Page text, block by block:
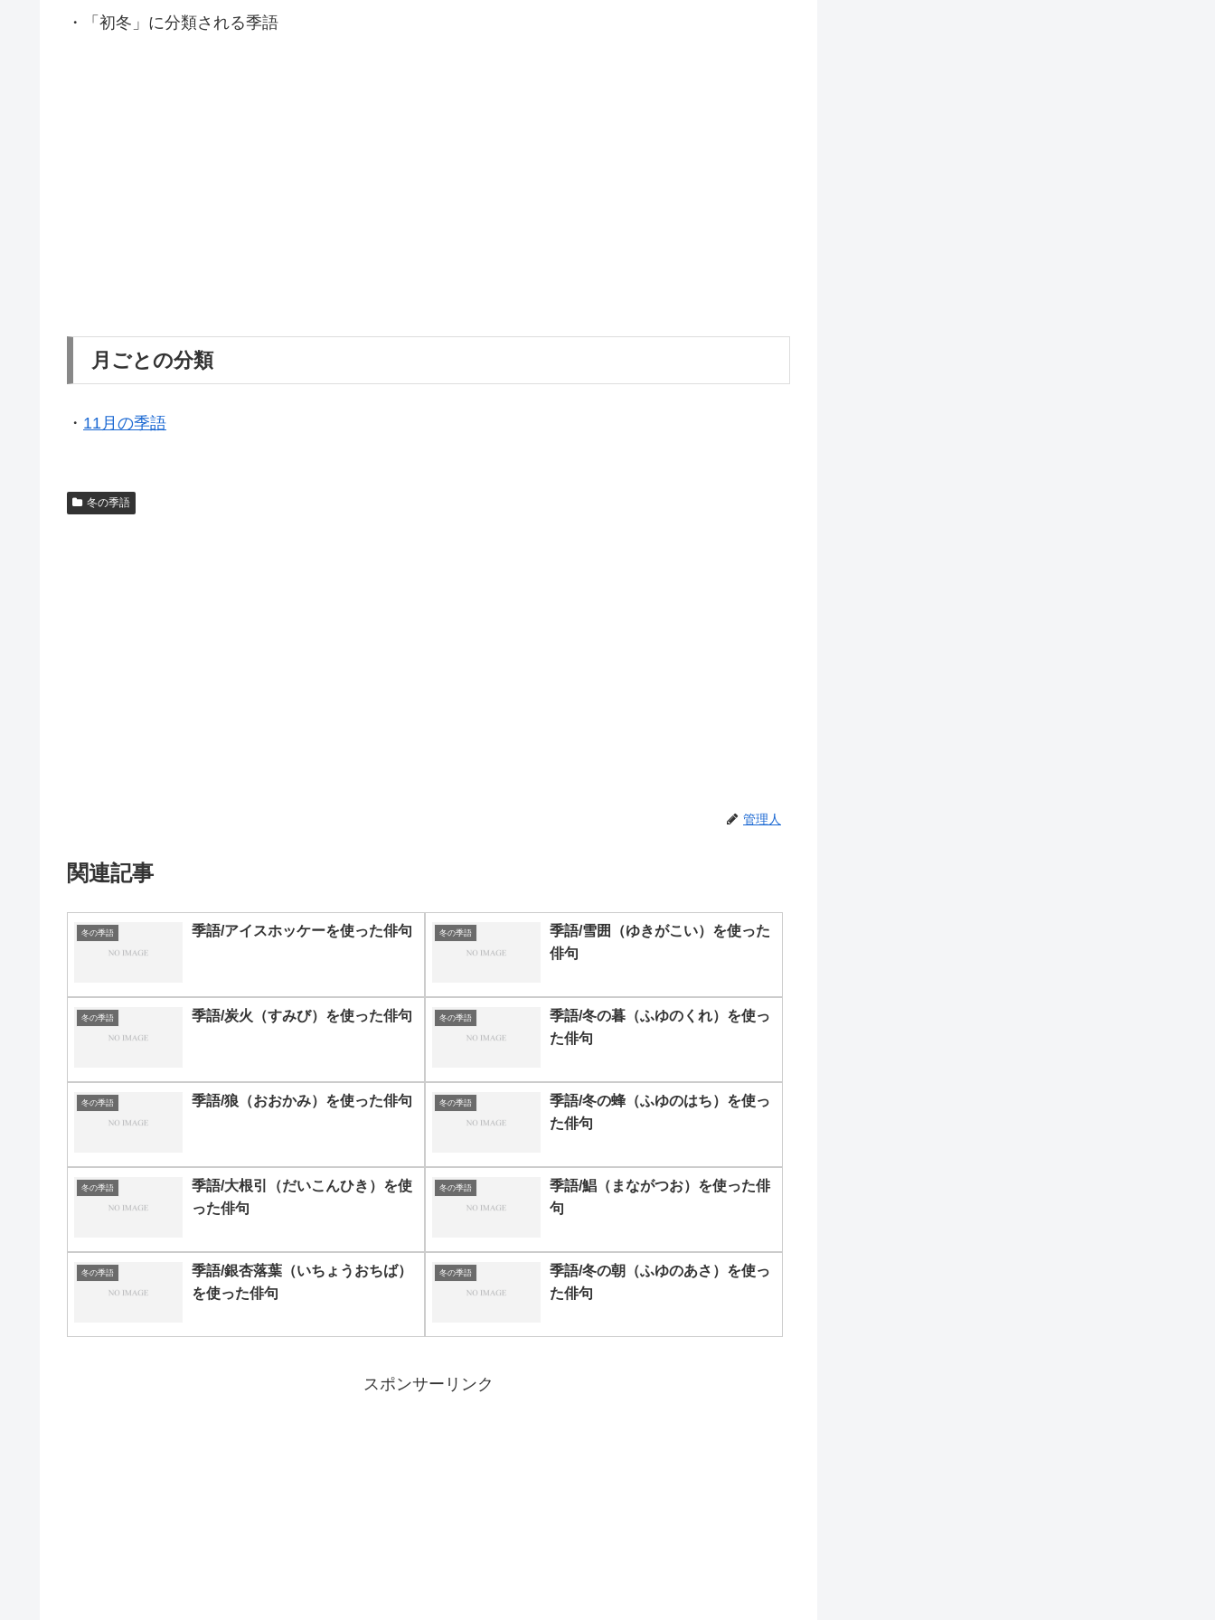
・「初冬」に分類される季語
月ごとの分類
・ 11月の季語
冬の季語
管理人
関連記事
冬の季語 季語/アイスホッケーを使った俳句 冬の季語
季語/雪囲（ゆきがこい）を使った
俳句
冬の季語 季語/炭火（すみび）を使った俳句 冬の季語
季語/冬の暮（ふゆのくれ）を使っ
た俳句
冬の季語 季語/狼（おおかみ）を使った俳句 冬の季語
季語/冬の蜂（ふゆのはち）を使っ
た俳句
冬の季語
季語/大根引（だいこんひき）を使
った俳句
冬の季語
季語/鯧（まながつお）を使った俳
句
冬の季語
季語/銀杏落葉（いちょうおちば）
を使った俳句
冬の季語
季語/冬の朝（ふゆのあさ）を使っ
た俳句
スポンサーリンク